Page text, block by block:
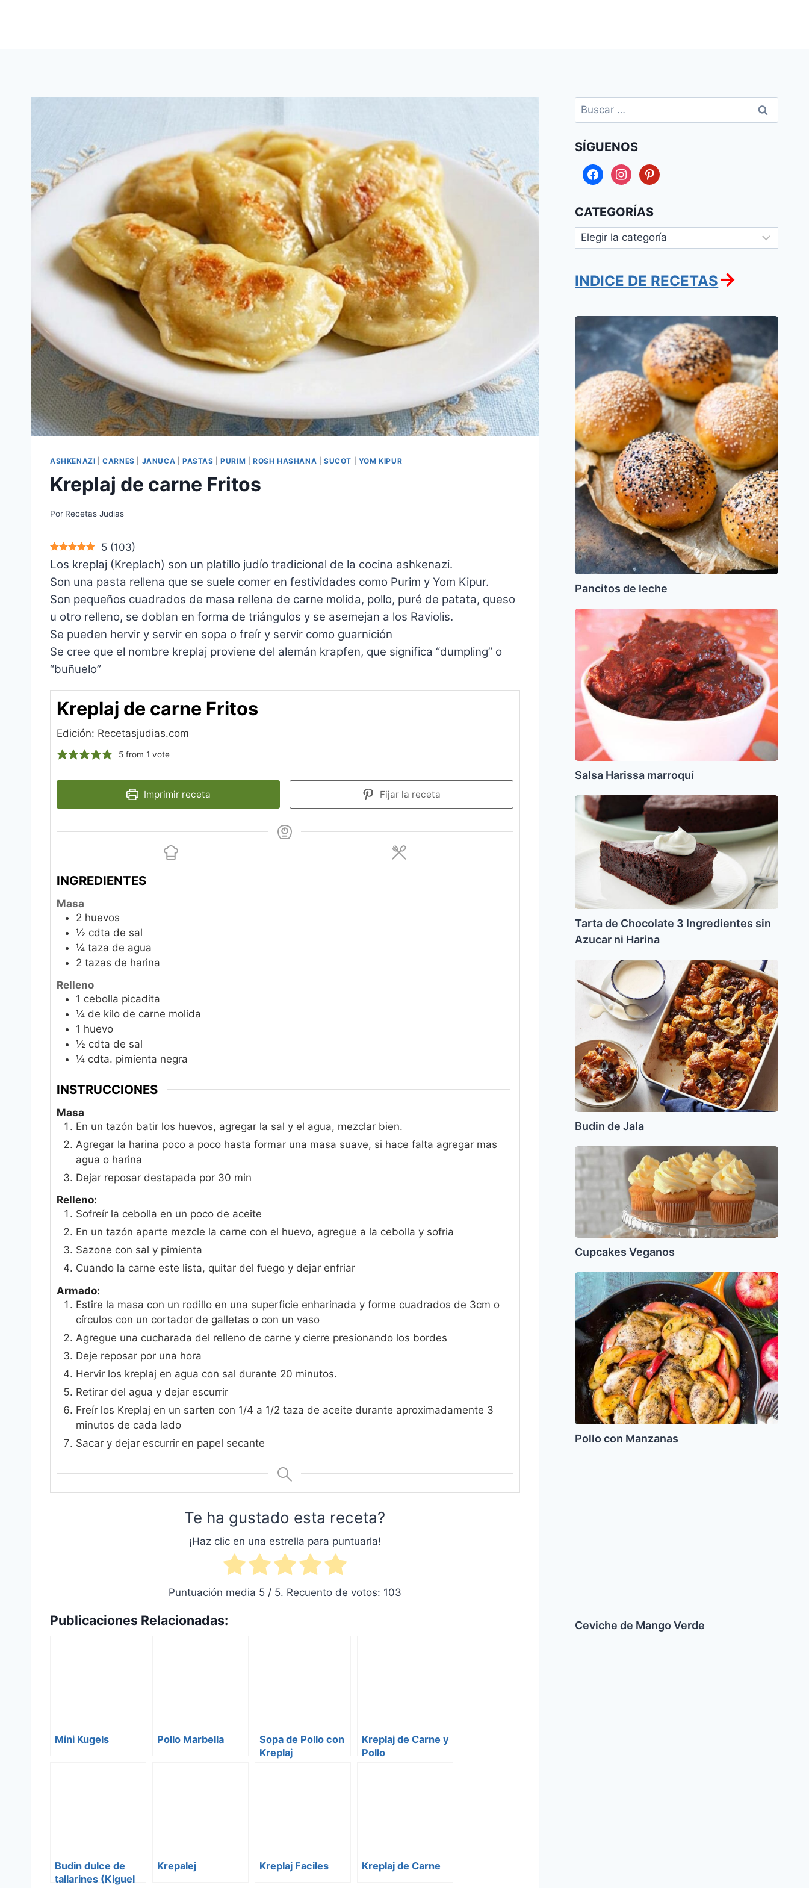
ASHKENAZI |CARNES JANUCA PASTAS |PURIM |ROSH HASHANA SUCOT YOM KIPUR
Kreplaj de carne Fritos
Por Recetas Judias
5 (103)
Los kreplaj (Kreplach) son un platillo judío tradicional de la cocina ashkenazi.
Son una pasta rellena que se suele comer en festividades como Purim y Yom Kipur.
Son pequeños cuadrados de masa rellena de carne molida, pollo, puré de patata, queso
u otro relleno, se doblan en forma de triángulos y se asemejan a los Raviolis.
Se pueden hervir y servir en sopa o freír y servir como guarnición
Se cree que el nombre kreplaj proviene del alemán krapfen, que significa “dumpling” o
“buñuelo”
Kreplaj de carne Fritos
Edición: Recetasjudias.com
5 from 1 vote
Imprimir receta Fijar la receta
INGREDIENTES
Masa
2 huevos
½ cdta de sal
¼ taza de agua
2 tazas de harina
Relleno
1 cebolla picadita
¼ de kilo de carne molida
1 huevo
½ cdta de sal
¼ cdta. pimienta negra
INSTRUCCIONES
Masa
En un tazón batir los huevos, agregar la sal y el agua, mezclar bien.
Agregar la harina poco a poco hasta formar una masa suave, si hace falta agregar mas
agua o harina
Dejar reposar destapada por 30 min
Relleno:
Sofreír la cebolla en un poco de aceite
En un tazón aparte mezcle la carne con el huevo, agregue a la cebolla y sofria
Sazone con sal y pimienta
Cuando la carne este lista, quitar del fuego y dejar enfriar
Armado:
Estire la masa con un rodillo en una superficie enharinada y forme cuadrados de 3cm o
círculos con un cortador de galletas o con un vaso
Agregue una cucharada del relleno de carne y cierre presionando los bordes
Deje reposar por una hora
Hervir los kreplaj en agua con sal durante 20 minutos.
Retirar del agua y dejar escurrir
Freír los Kreplaj en un sarten con 1/4 a 1/2 taza de aceite durante aproximadamente 3
minutos de cada lado
Sacar y dejar escurrir en papel secante
Te ha gustado esta receta?
¡Haz clic en una estrella para puntuarla!
Puntuación media 5/ 5. Recuento de votos: 103
Publicaciones Relacionadas:
Mini Kugels Pollo Marbella
Sopa de Pollo con
Kreplaj
Kreplaj de Carne y
Pollo
Budin dulce de
tallarines (Kiguel
Krepalej Kreplaj Faciles Kreplaj de Carne
Buscar:
SÍGUENOS
facebookinstagrampinterest
CATEGORÍAS
Categorías
INDICE DE RECETAS→
Pancitos
de
leche
Pancitos de leche
Salsa
Harissa
marroquí
Salsa Harissa marroquí
Tarta
de
Chocolate
Ingredientes
ni
Harina
Tarta de Chocolate 3 Ingredientes sin
Azucar ni Harina
de
Jala
Budin de Jala
Cupcakes
Veganos
Cupcakes Veganos
Pollo
con
Manzanas
Pollo con Manzanas
Ceviche de Mango Verde